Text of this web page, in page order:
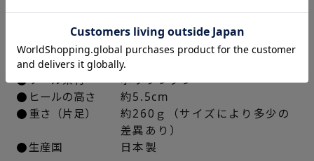
× 在庫なし
24cm × 在庫なし
24.5cm △ 概ね１週間後に発送
△ 概ね１週間後に発送
アッパー素材
ブラック、ベージュ：ラム革ス
ムース
シルバー：ゴート革箔加工
中敷き
合成皮革
ソール素材
ポリウレタン
ヒールの高さ
約5.5cm
重さ（片足）
約260ｇ（サイズにより多少の
差異あり）
生産国
日本製